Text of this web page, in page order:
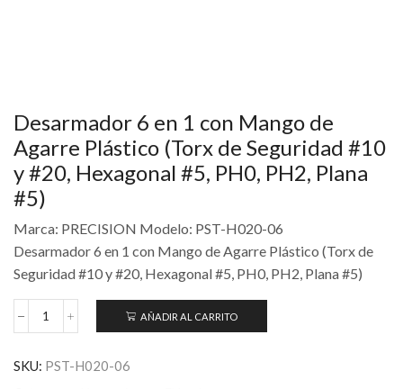
Desarmador 6 en 1 con Mango de
Agarre Plástico (Torx de Seguridad #10
y #20, Hexagonal #5, PH0, PH2, Plana
#5)
Marca: PRECISION Modelo: PST-H020-06
Desarmador 6 en 1 con Mango de Agarre Plástico (Torx de
Seguridad #10 y #20, Hexagonal #5, PH0, PH2, Plana #5)
AÑADIR AL CARRITO
SKU: PST-H020-06